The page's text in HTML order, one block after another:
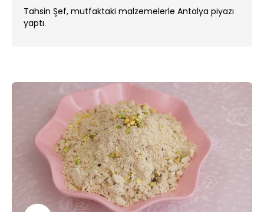
Tahsin Şef, mutfaktaki malzemelerle Antalya piyazı
yaptı.